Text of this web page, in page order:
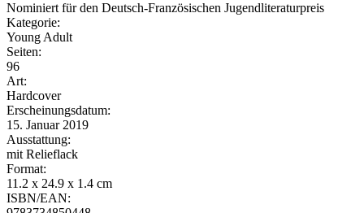
Nominiert für den Deutsch-Französischen Jugendliteraturpreis
Kategorie:
Young Adult
Seiten:
96
Art:
Hardcover
Erscheinungsdatum:
15. Januar 2019
Ausstattung:
mit Relieflack
Format:
11.2 x 24.9 x 1.4 cm
ISBN/EAN: